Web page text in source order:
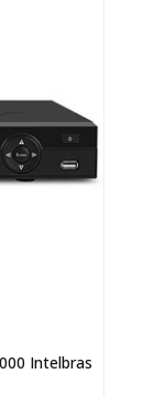
Intelbras